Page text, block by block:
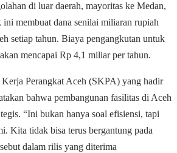
di luar daerah, mayoritas ke Medan,
ini membuat dana senilai miliaran rupiah
setiap tahun. Biaya pengangkutan untuk
mencapai Rp 4,1 miliar per tahun.
Kerja Perangkat Aceh (SKPA) yang hadir
bahwa pembangunan fasilitas di Aceh
“Ini bukan hanya soal efisiensi, tapi
Kita tidak bisa terus bergantung pada
dalam rilis yang diterima